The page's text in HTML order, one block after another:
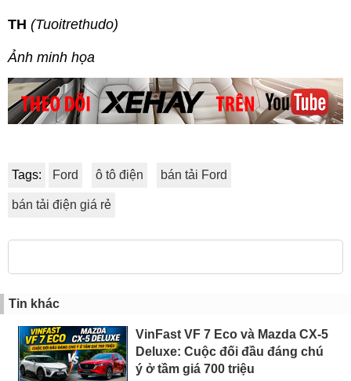
TH (Tuoitrethudo)
Ảnh minh họa
Tags: Ford ô tô điện bán tải Ford
bán tải điện giá rẻ
Tin khác
VinFast VF 7 Eco và Mazda CX-5
Deluxe: Cuộc đối đầu đáng chú
ý ở tầm giá 700 triệu